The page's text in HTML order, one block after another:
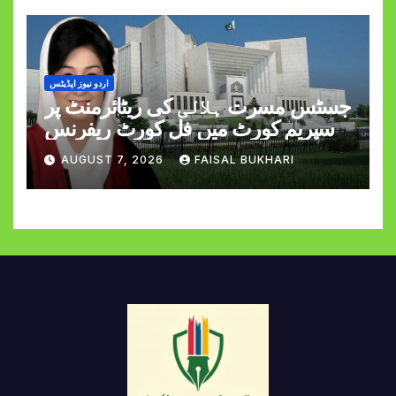
اردو نیوز اپڈیٹس
جسٹس مسرت ہلالی کی ریٹائرمنٹ پر
سپریم کورٹ میں فل کورٹ ریفرنس
AUGUST 7, 2026 FAISAL BUKHARI